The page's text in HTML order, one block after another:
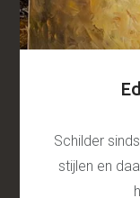
Schilder
stijlen en